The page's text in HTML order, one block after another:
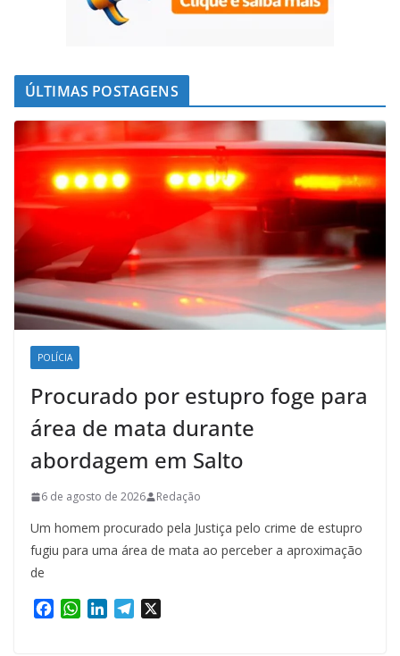
ÚLTIMAS POSTAGENS
POLÍCIA
Procurado por estupro foge para
área de mata durante
abordagem em Salto
6 de agosto de 2026 Redação
Um homem procurado pela Justiça pelo crime de estupro
fugiu para uma área de mata ao perceber a aproximação
de
W